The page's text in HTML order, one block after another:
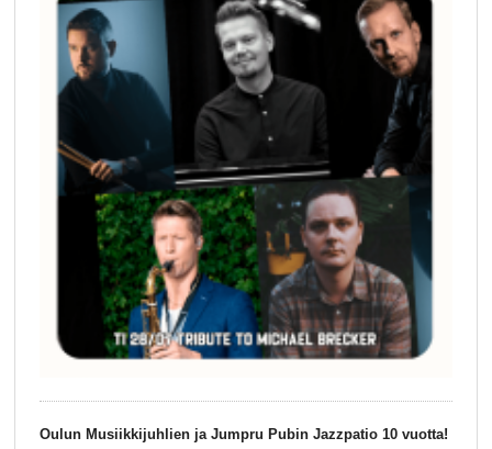
Oulun Musiikkijuhlien ja Jumpru Pubin Jazzpatio 10 vuotta!